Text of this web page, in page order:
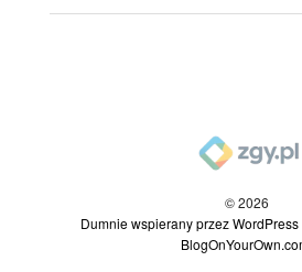
© 2026
Dumnie wspierany przez WordPress